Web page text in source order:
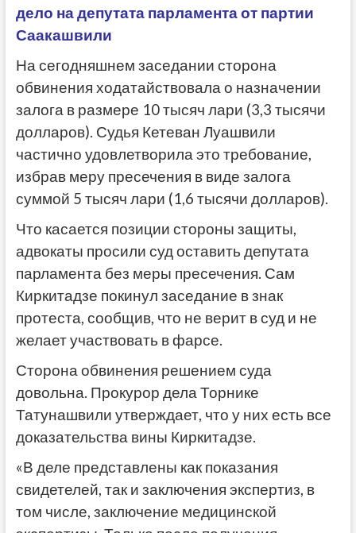
дело на депутата парламента от партии
Саакашвили
На сегодняшнем заседании сторона
обвинения ходатайствовала о назначении
залога в размере 10 тысяч лари (3,3 тысячи
долларов). Судья Кетеван Луашвили
частично удовлетворила это требование,
избрав меру пресечения в виде залога
суммой 5 тысяч лари (1,6 тысячи долларов).
Что касается позиции стороны защиты,
адвокаты просили суд оставить депутата
парламента без меры пресечения. Сам
Киркитадзе покинул заседание в знак
протеста, сообщив, что не верит в суд и не
желает участвовать в фарсе.
Сторона обвинения решением суда
довольна. Прокурор дела Торнике
Татунашвили утверждает, что у них есть все
доказательства вины Киркитадзе.
«В деле представлены как показания
свидетелей, так и заключения экспертиз, в
том числе, заключение медицинской